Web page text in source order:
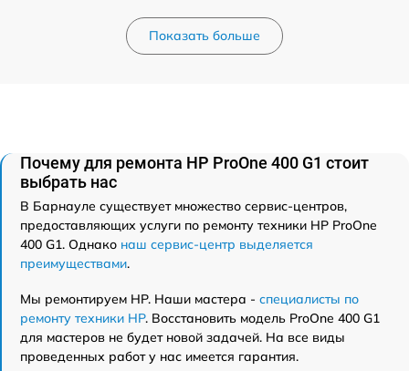
Показать больше
Почему для ремонта HP ProOne 400 G1 стоит
выбрать нас
В Барнауле существует множество сервис-центров,
предоставляющих услуги по ремонту техники HP ProOne
400 G1. Однако наш сервис-центр выделяется
преимуществами.
Мы ремонтируем HP. Наши мастера - специалисты по
ремонту техники HP. Восстановить модель ProOne 400 G1
для мастеров не будет новой задачей. На все виды
проведенных работ у нас имеется гарантия.